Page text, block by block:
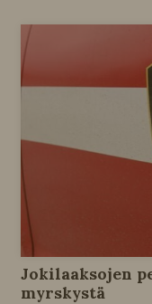
Jokilaaksojen
myrskystä